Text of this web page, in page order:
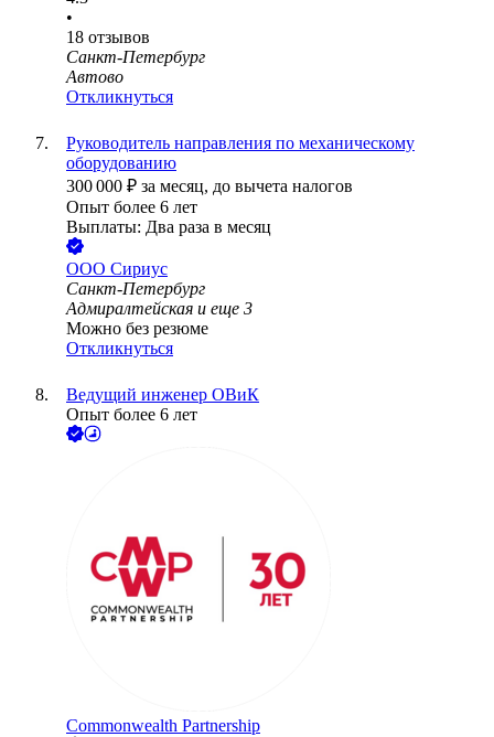
•
18 отзывов
Санкт-Петербург
Автово
Откликнуться
Руководитель направления по механическому
оборудованию
300 000 ₽ за месяц, до вычета налогов
Опыт более 6 лет
Выплаты: Два раза в месяц
ООО Сириус
Санкт-Петербург
Адмиралтейская и еще 3
Можно без резюме
Откликнуться
Ведущий инженер ОВиК
Опыт более 6 лет
Commonwealth Partnership